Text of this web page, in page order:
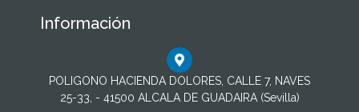
Información
POLIGONO HACIENDA DOLORES, CALLE 7, NAVES
25-33, - 41500 ALCALA DE GUADAIRA (Sevilla)